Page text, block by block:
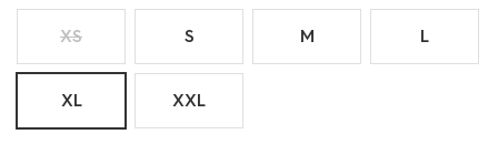
XS S M L
XL XXL